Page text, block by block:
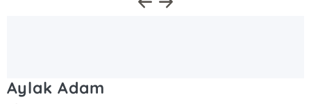
Aylak Adam